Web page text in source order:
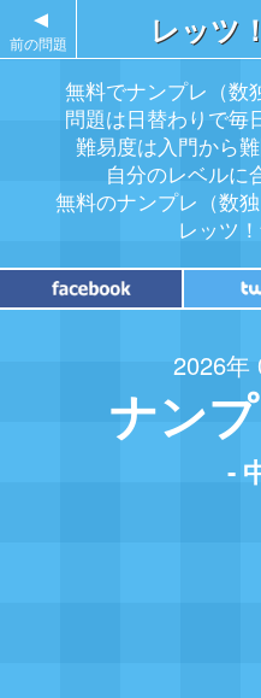
レッツ
無料でナンプレ（数
問題は日替わりで毎
難易度は入門から
自分のレベルに
無料のナンプレ（数
レッツ
2026年
ナン
-
▲
前の問題